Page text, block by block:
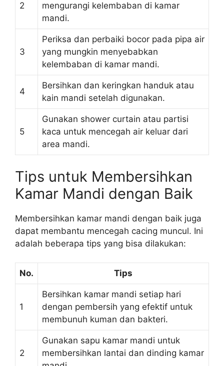
2
mengurangi kelembaban di kamar
mandi.
3
Periksa dan perbaiki bocor pada pipa air
yang mungkin menyebabkan
kelembaban di kamar mandi.
4
Bersihkan dan keringkan handuk atau
kain mandi setelah digunakan.
5
Gunakan shower curtain atau partisi
kaca untuk mencegah air keluar dari
area mandi.
Tips untuk Membersihkan
Kamar Mandi dengan Baik
Membersihkan kamar mandi dengan baik juga
dapat membantu mencegah cacing muncul. Ini
adalah beberapa tips yang bisa dilakukan:
No. Tips
1
Bersihkan kamar mandi setiap hari
dengan pembersih yang efektif untuk
membunuh kuman dan bakteri.
2
Gunakan sapu kamar mandi untuk
membersihkan lantai dan dinding kamar